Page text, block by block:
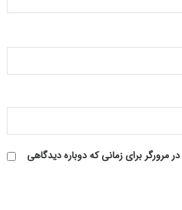
مرورگر برای زمانی که دوباره دیدگاهی